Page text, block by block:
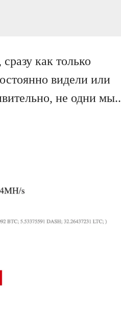
как только
видели или
не одни мы..